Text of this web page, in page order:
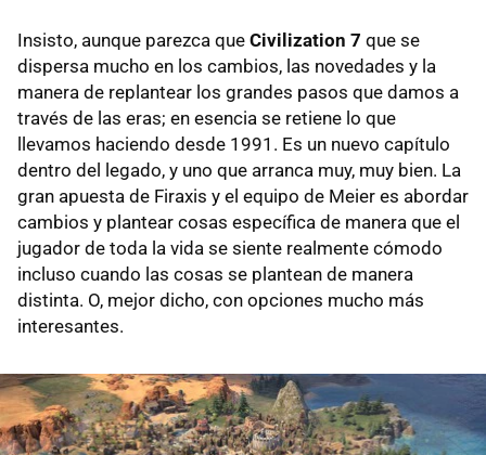
Insisto, aunque parezca que Civilization 7 que se
dispersa mucho en los cambios, las novedades y la
manera de replantear los grandes pasos que damos a
través de las eras; en esencia se retiene lo que
llevamos haciendo desde 1991. Es un nuevo capítulo
dentro del legado, y uno que arranca muy, muy bien. La
gran apuesta de Firaxis y el equipo de Meier es abordar
cambios y plantear cosas específica de manera que el
jugador de toda la vida se siente realmente cómodo
incluso cuando las cosas se plantean de manera
distinta. O, mejor dicho, con opciones mucho más
interesantes.